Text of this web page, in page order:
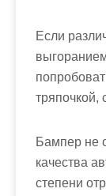
Если
тряпочкой,
Бампер не
качества
степени